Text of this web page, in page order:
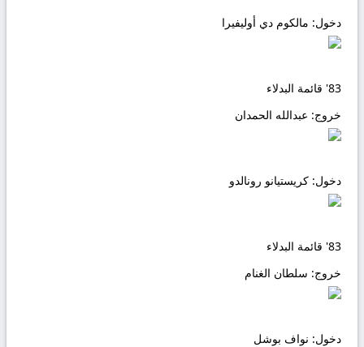
دخول: مالكوم دي أوليفيرا
83' قائمة البدلاء
خروج: عبدالله الحمدان
دخول: كريستيانو رونالدو
83' قائمة البدلاء
خروج: سلطان الغنام
دخول: نواف بوشل